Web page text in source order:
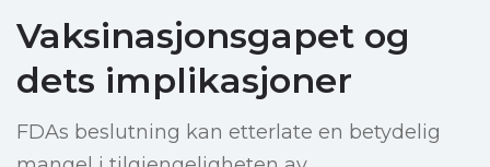
Vaksinasjonsgapet og
dets implikasjoner
FDAs beslutning kan etterlate en betydelig